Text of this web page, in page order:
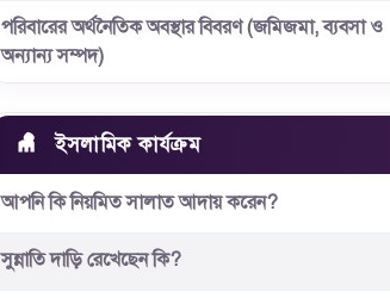
পরিবারের অর্থনৈতিক অবস্থার বিবরণ (জমিজমা, ব্যবসা ও
অন্যান্য সম্পদ)
ইসলামিক কার্যক্রম
আপনি কি নিয়মিত সালাত আদায় করেন?
সুন্নাতি দাড়ি রেখেছেন কি?